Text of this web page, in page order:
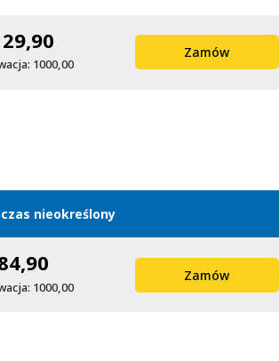
1000,00
Zamów
nieokreślony
1000,00
Zamów